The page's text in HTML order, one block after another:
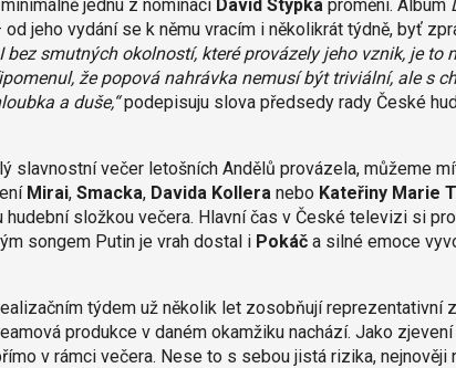
jednu z nominací David Stypka promění. Album
od jeho vydání se k němu vracím i několikrát týdně, byť
bez smutných okolností, které provázely jeho vznik, je to
že popová nahrávka nemusí být triviální, ale s
a duše,“podepisuju slova předsedy rady České
slavnostní večer letošních Andělů provázela, můžeme
Mirai, Smacka, Davida Kollera nebo Kateřiny Marie
hudební složkou večera. Hlavní čas v České televizi si
songem Putin je vrah dostal i Pokáča silné emoce
týdem už několik let zosobňují reprezentativní
produkce v daném okamžiku nachází. Jako
v rámci večera. Nese to s sebou jistá rizika, nejnověji